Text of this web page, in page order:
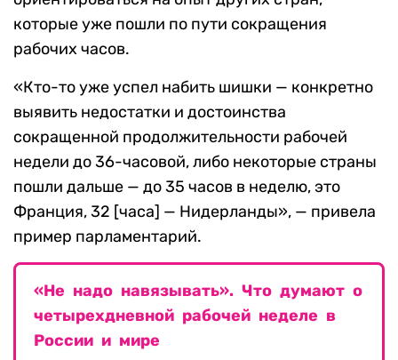
которые уже пошли по пути сокращения
рабочих часов.
«Кто-то уже успел набить шишки — конкретно
выявить недостатки и достоинства
сокращенной продолжительности рабочей
недели до 36-часовой, либо некоторые страны
пошли дальше — до 35 часов в неделю, это
Франция, 32 [часа] — Нидерланды», — привела
пример парламентарий.
«Не надо навязывать». Что думают о
четырехдневной рабочей неделе в
России и мире